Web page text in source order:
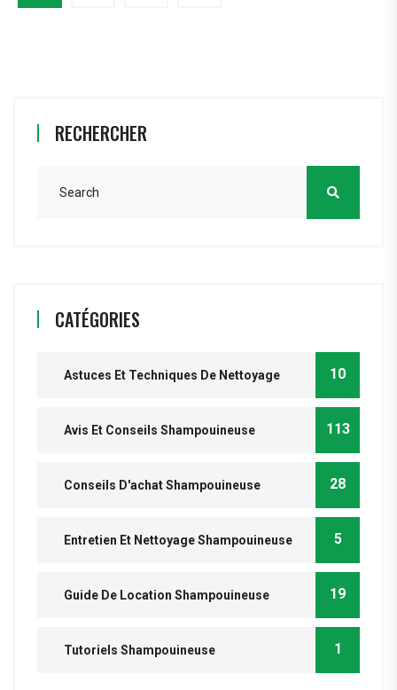
RECHERCHER
CATÉGORIES
Astuces Et Techniques De Nettoyage 10
Avis Et Conseils Shampouineuse 113
Conseils D'achat Shampouineuse 28
Entretien Et Nettoyage Shampouineuse 5
Guide De Location Shampouineuse 19
Tutoriels Shampouineuse 1